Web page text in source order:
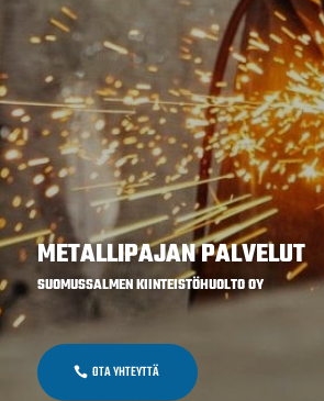
METALLIPAJAN PALVELUT
SUOMUSSALMEN KIINTEISTÖHUOLTO OY
OTA YHTEYTTÄ